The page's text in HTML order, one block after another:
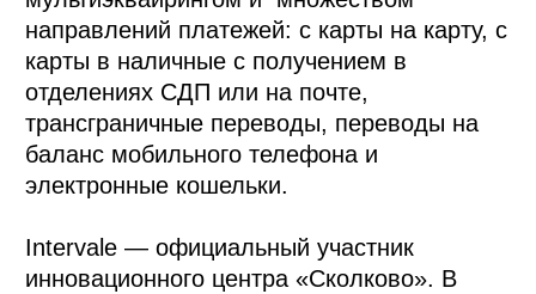
направлений платежей: с карты на карту, с
карты в наличные с получением в
отделениях СДП или на почте,
трансграничные переводы, переводы на
баланс мобильного телефона и
электронные кошельки.
Intervale — официальный участник
инновационного центра «Сколково». В